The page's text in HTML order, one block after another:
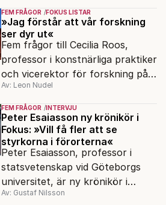
FEM FRÅGOR FOKUS LISTAR
»Jag förstår att vår forskning
ser dyr ut«
Fem frågor till Cecilia Roos,
professor i konstnärliga praktiker
och vicerektor för forskning på
Stockholms konstnärliga
högskola, angående forskningen
och kritiken i medier.
Av: Leon Nudel
FEM FRÅGOR INTERVJU
Peter Esaiasson ny krönikör i
Fokus: »Vill få fler att se
styrkorna i förorterna«
Peter Esaiasson, professor i
statsvetenskap vid Göteborgs
universitet, är ny krönikör i
Fokus.
Av: Gustaf Nilsson